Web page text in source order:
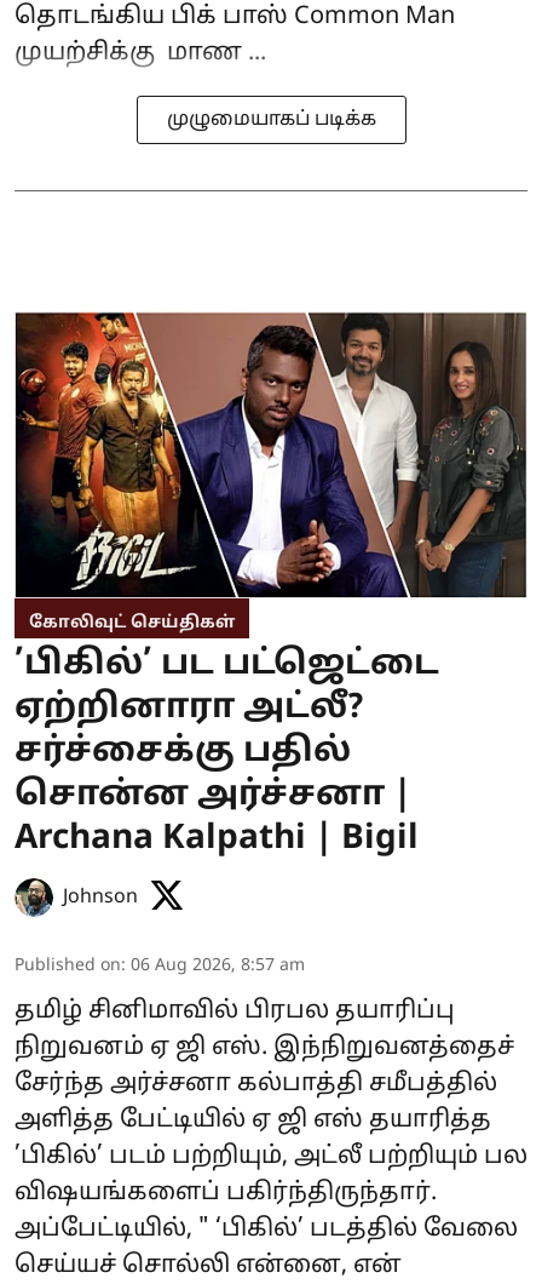
தொடங்கிய பிக் பாஸ் Common Man
முயற்சிக்கு மாண ...
முழுமையாகப் படிக்க
கோலிவுட் செய்திகள்
’பிகில்’ பட பட்ஜெட்டை
ஏற்றினாரா அட்லீ?
சர்ச்சைக்கு பதில்
சொன்ன அர்ச்சனா |
Archana Kalpathi | Bigil
Johnson
Published on: 06 Aug 2026, 8:57 am
தமிழ் சினிமாவில் பிரபல தயாரிப்பு
நிறுவனம் ஏ ஜி எஸ். இந்நிறுவனத்தைச்
சேர்ந்த அர்ச்சனா கல்பாத்தி சமீபத்தில்
அளித்த பேட்டியில் ஏ ஜி எஸ் தயாரித்த
’பிகில்’ படம் பற்றியும், அட்லீ பற்றியும் பல
விஷயங்களைப் பகிர்ந்திருந்தார்.
அப்பேட்டியில், " ‘பிகில்’ படத்தில் வேலை
செய்யச் சொல்லி என்னை, என்